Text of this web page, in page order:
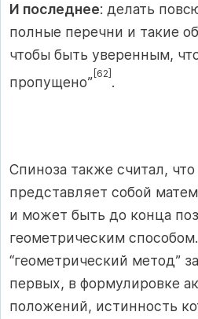
И последнее: делать
полные перечни и такие
чтобы быть уверенным,
пропущено”
[62]
.
Спиноза также считал,
представляет собой
и может быть до конца
геометрическим
“геометрический метод”
первых, в формулировке
положений, истинность